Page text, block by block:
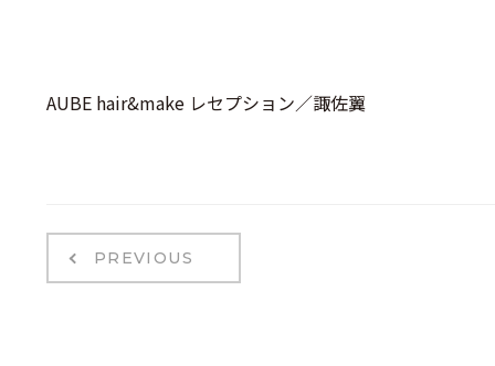
AUBE hair&make レセプション／諏佐翼
PREVIOUS